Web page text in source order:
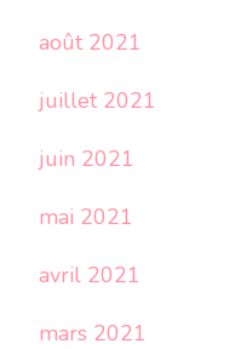
août 2021
juillet 2021
juin 2021
mai 2021
avril 2021
mars 2021